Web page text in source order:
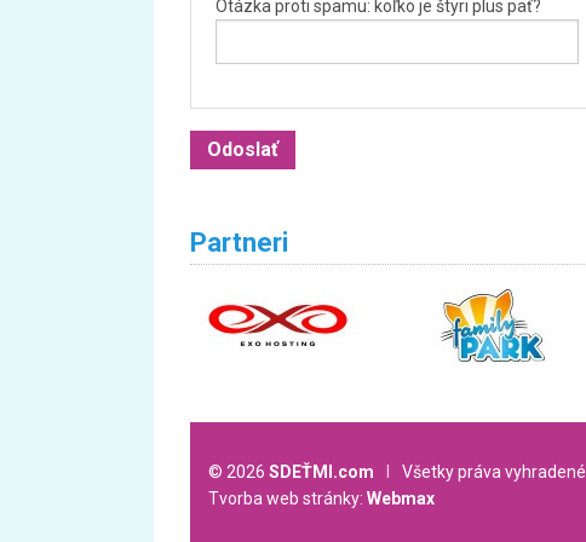
Otázka proti spamu: koľko je štyri plus päť?
Partneri
© 2026 SDEŤMI.com
Všetky práva vyhradené
Tvorba web stránky: Webmax